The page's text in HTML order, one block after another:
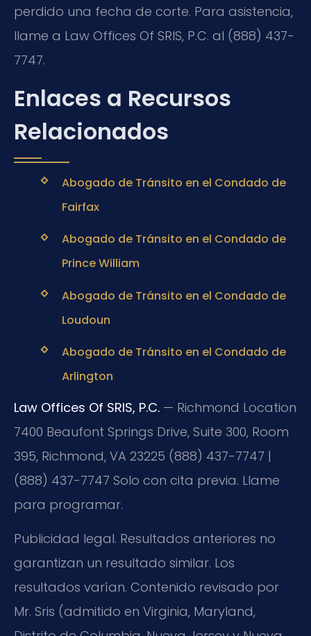
perdido una fecha de corte. Para asistencia,
llame a Law Offices Of SRIS, P.C. al (888) 437-
7747.
Enlaces a Recursos
Relacionados
Abogado de Tránsito en el Condado de
Fairfax
Abogado de Tránsito en el Condado de
Prince William
Abogado de Tránsito en el Condado de
Loudoun
Abogado de Tránsito en el Condado de
Arlington
Law Offices Of SRIS, P.C. — Richmond Location
7400 Beaufont Springs Drive, Suite 300, Room
395, Richmond, VA 23225 (888) 437-7747 |
(888) 437-7747 Solo con cita previa. Llame
para programar.
Publicidad legal. Resultados anteriores no
garantizan un resultado similar. Los
resultados varían. Contenido revisado por
Mr. Sris (admitido en Virginia, Maryland,